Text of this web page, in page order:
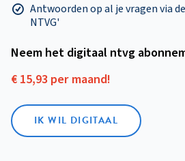
Antwoorden op al je vragen via
NTVG'
Neem het digitaal ntvg
€ 15,93 per maand!
IK WIL DIGITAAL